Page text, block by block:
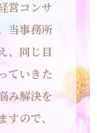
営コンサ
当事務所
、同じ目
ていきた
み解決を
ので、